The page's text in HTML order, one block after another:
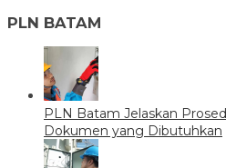
PLN BATAM
PLN Batam Jelaskan
Dokumen yang Dibutuhkan